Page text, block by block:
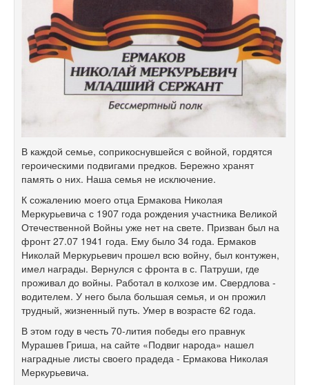
В каждой семье, соприкоснувшейся с войной, гордятся
героическими подвигами предков. Бережно хранят
память о них. Наша семья не исключение.
К сожалению моего отца Ермакова Николая
Меркурьевича с 1907 года рождения участника Великой
Отечественной Войны уже нет на свете. Призван был на
фронт 27.07 1941 года. Ему было 34 года. Ермаков
Николай Меркурьевич прошел всю войну, был контужен,
имел награды. Вернулся с фронта в с. Патруши, где
проживал до войны. Работал в колхозе им. Свердлова -
водителем. У него была большая семья, и он прожил
трудный, жизненный путь. Умер в возрасте 62 года.
В этом году в честь 70-лития победы его правнук
Мурашев Гриша, на сайте «Подвиг народа» нашел
наградные листы своего прадеда - Ермакова Николая
Меркурьевича.